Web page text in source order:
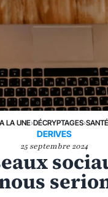
A LA UNE›DÉCRYPTAGES›SANTÉ
DERIVES
25 septembre 2024